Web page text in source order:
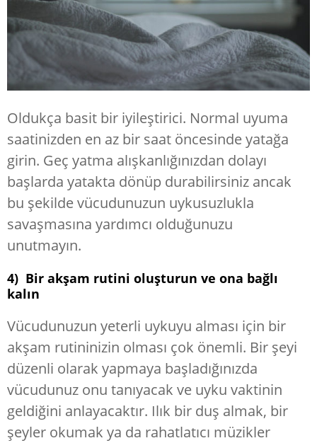
Oldukça basit bir iyileştirici. Normal uyuma
saatinizden en az bir saat öncesinde yatağa
girin. Geç yatma alışkanlığınızdan dolayı
başlarda yatakta dönüp durabilirsiniz ancak
bu şekilde vücudunuzun uykusuzlukla
savaşmasına yardımcı olduğunuzu
unutmayın.
4) Bir akşam rutini oluşturun ve ona bağlı
kalın
Vücudunuzun yeterli uykuyu alması için bir
akşam rutininizin olması çok önemli. Bir şeyi
düzenli olarak yapmaya başladığınızda
vücudunuz onu tanıyacak ve uyku vaktinin
geldiğini anlayacaktır. Ilık bir duş almak, bir
şeyler okumak ya da rahatlatıcı müzikler